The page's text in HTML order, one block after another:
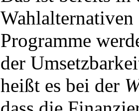
Programme
der
heißt es bei der